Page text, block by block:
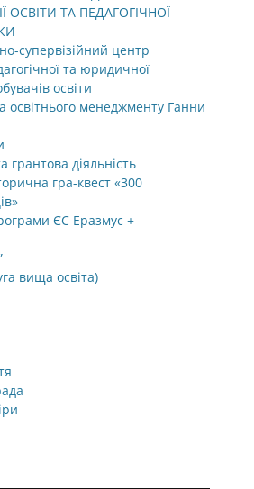
ОСВІТИ ТА ПЕДАГОГІЧНОЇ
супервізійний центр
та юридичної
освіти
освітнього менеджменту Ганни
грантова діяльність
гра-квест «300
ЄС Еразмус +
вища освіта)